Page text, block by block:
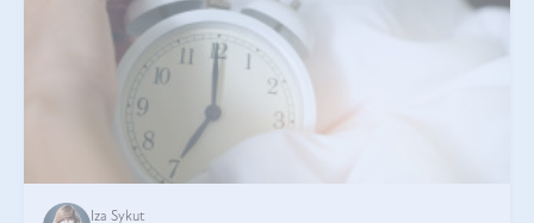
Iza Sykut